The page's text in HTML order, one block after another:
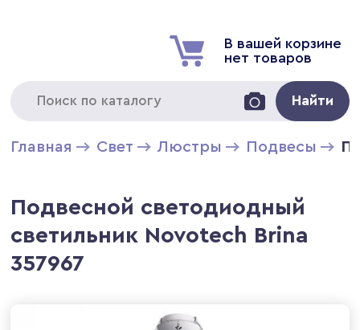
В вашей корзине
нет товаров
Найти
Главная Свет Люстры Подвесы
Подвесной светодиодный
светильник Novotech Brina
357967